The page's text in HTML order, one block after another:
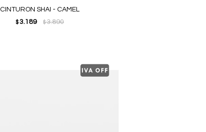
CINTURON SHAI - CAMEL
$ 3.189 $3.890